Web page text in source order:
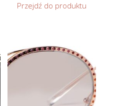
Przejdź do produktu